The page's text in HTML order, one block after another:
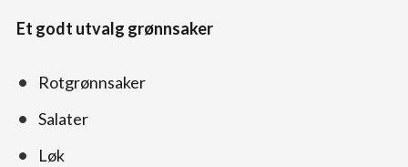
Et godt utvalg grønnsaker
Rotgrønnsaker
Salater
Løk